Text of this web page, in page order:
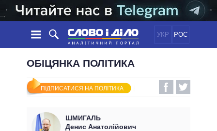
УКР РОС
НОВИНИ
СТРІЧКА
ПОДІЇ
СТАТТІ
ДУМКИ
ПОЛІТИКА
ЕКОНОМІКА
СВІТ
ОБIЦЯНКИ
УСІ ПОЛІТИКИІНФОГРАФІКА
ОБІЦЯНКА ПОЛІТИКА
ПІДПИСАТИСЯ НА ПОЛІТИКА
ШМИГАЛЬ
Денис Анатолійович